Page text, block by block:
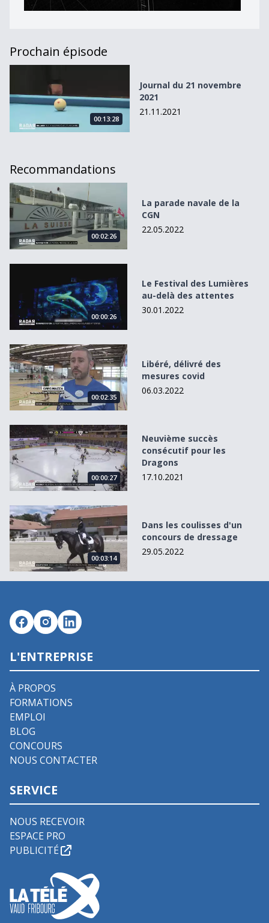
Prochain épisode
00:13:28
Journal du 21 novembre
2021
21.11.2021
Recommandations
La parade navale de la CGN
00:02:26
La parade navale de la
CGN
22.05.2022
00:00:26
Le Festival des Lumières
au-delà des attentes
30.01.2022
Libéré, délivré des mesures covid
00:02:35
Libéré, délivré des
mesures covid
06.03.2022
Neuvième succès consécutif pour les Dragons
00:00:27
Neuvième succès
consécutif pour les
Dragons
17.10.2021
Dans les coulisses d&#039;un concours de dressage
00:03:14
Dans les coulisses d'un
concours de dressage
29.05.2022
L'ENTREPRISE
À PROPOS
FORMATIONS
EMPLOI
BLOG
CONCOURS
NOUS CONTACTER
SERVICE
NOUS RECEVOIR
ESPACE PRO
PUBLICITÉ